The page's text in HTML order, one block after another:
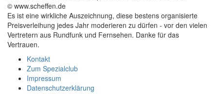
© www.scheffen.de
Es ist eine wirkliche Auszeichnung, diese bestens organisierte
Preisverleihung jedes Jahr moderieren zu dürfen - vor den vielen
Vertretern aus Rundfunk und Fernsehen. Danke für das
Vertrauen.
Kontakt
Zum Spezialclub
Impressum
Datenschutzerklärung